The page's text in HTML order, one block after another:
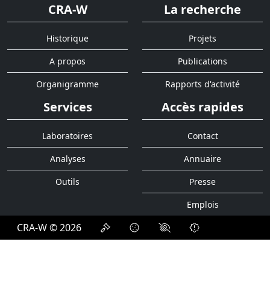
CRA-W
Historique
A propos
Organigramme
La recherche
Projets
Publications
Rapports d'activité
Services
Laboratoires
Analyses
Outils
Accès rapides
Contact
Annuaire
Presse
Emplois
CRA-W © 2026